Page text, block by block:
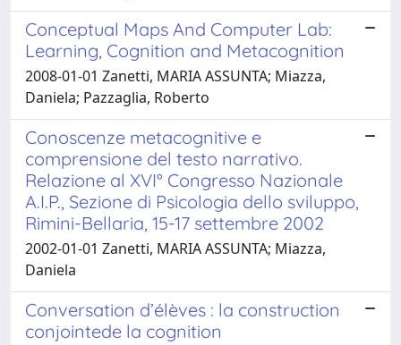
Conceptual Maps And Computer Lab:
Learning, Cognition and Metacognition
2008-01-01 Zanetti, MARIA ASSUNTA; Miazza,
Daniela; Pazzaglia, Roberto
Conoscenze metacognitive e
comprensione del testo narrativo.
Relazione al XVI° Congresso Nazionale
A.I.P., Sezione di Psicologia dello sviluppo,
Rimini-Bellaria, 15-17 settembre 2002
2002-01-01 Zanetti, MARIA ASSUNTA; Miazza,
Daniela
Conversation d’élèves : la construction
conjointede la cognition